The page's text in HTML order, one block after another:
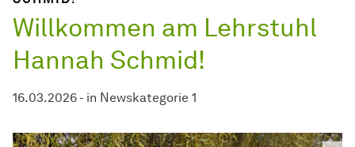
Willkommen am Lehrstuhl
Hannah Schmid!
16.03.2026 - in Newskategorie 1